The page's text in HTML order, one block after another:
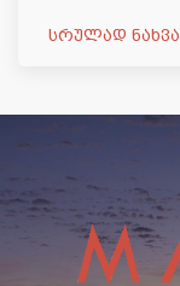
სრულად ნახვა